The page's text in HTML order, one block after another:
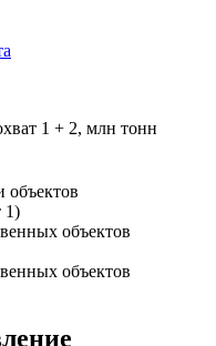
1 + 2, млн тонн
объектов
1)
объектов
объектов